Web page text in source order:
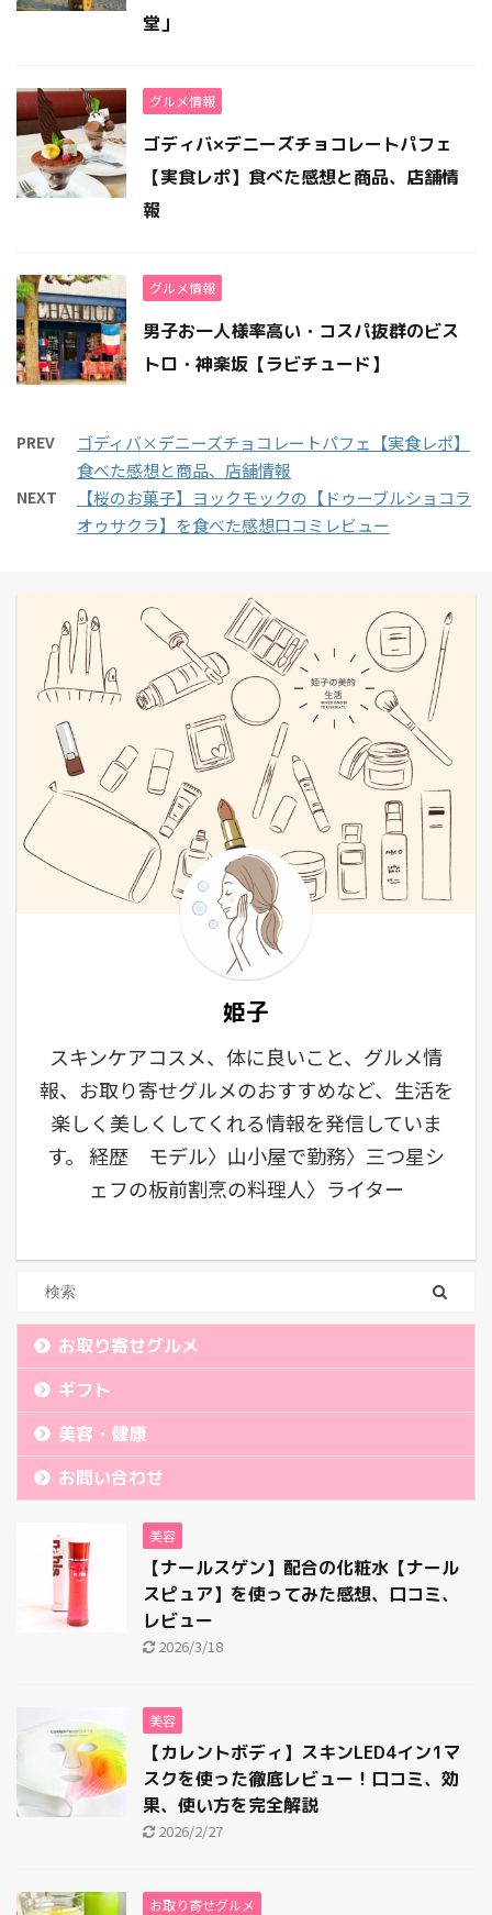
堂」
グルメ情報
ゴディバ×デニーズチョコレートパフェ
【実食レポ】食べた感想と商品、店舗情
報
グルメ情報
男子お一人様率高い・コスパ抜群のビス
トロ・神楽坂【ラビチュード】
PREV
ゴディバ×デニーズチョコレートパフェ【実食レポ】
食べた感想と商品、店舗情報
NEXT
【桜のお菓子】ヨックモックの【ドゥーブルショコラ
オゥサクラ】を食べた感想口コミレビュー
姫子
スキンケアコスメ、体に良いこと、グルメ情
報、お取り寄せグルメのおすすめなど、生活を
楽しく美しくしてくれる情報を発信していま
す。 経歴 モデル〉山小屋で勤務〉三つ星シ
ェフの板前割烹の料理人〉ライター
お取り寄せグルメ
ギフト
美容・健康
お問い合わせ
美容
【ナールスゲン】配合の化粧水【ナール
スピュア】を使ってみた感想、口コミ、
レビュー
2026/3/18
美容
【カレントボディ】スキンLED4イン1マ
スクを使った徹底レビュー！口コミ、効
果、使い方を完全解説
2026/2/27
お取り寄せグルメ